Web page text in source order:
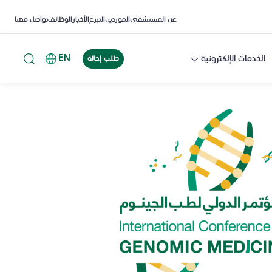
عن المستشفىالموردينالتبرعالأخبارالوظائفتواصل معنا
الخدمات الإلكترونية طلب إحالة EN